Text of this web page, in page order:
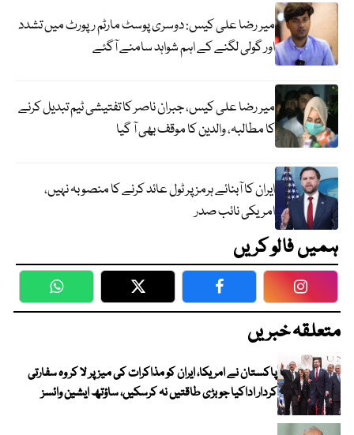
میر رضا علی کیس: دوسری پوسٹ مارٹم رپورٹ میں تشدد
اور گولی لگنے کے اہم شواہد سامنے آگئے
میر رضا علی کیس، جبران ناصر کا تفتیشی ٹیم تبدیل کرنے
کا مطالبہ، والدین کا موقف بھی آ گیا
ایران کا آبنائے ہرمز پر ٹول عائد کرنے کا منصوبہ نہیں،
امریکی نائب صدر
ہمیں فالو کریں
WhatsApp Twitter Facebook
متعلقہ خبریں
پاکستان نے امریکا، ایران کو مذاکرات کی میز پر لا کر وہ سفارتی
کردار اداکیا جو بڑی طاقتیں نہ کرسکیں، ساؤتھ ایشین وائسز